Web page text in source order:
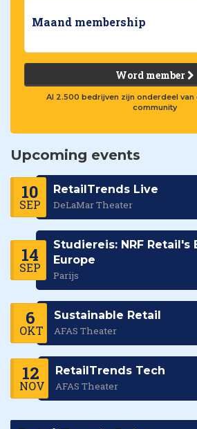
Maand membership
Word member
Al 2.500 bedrijven zijn onderdeel
community
Upcoming events
10
SEP
RetailTrends Live
DeLaMar Theater
14
SEP
Studiereis: NRF Retail's
Europe
Parijs
6
OKT
Sustainable Retail
AFAS Theater
12
NOV
RetailTrends Tech
AFAS Theater